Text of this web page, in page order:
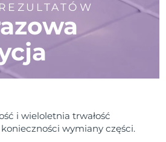
i wieloletnia trwałość
wymiany części.